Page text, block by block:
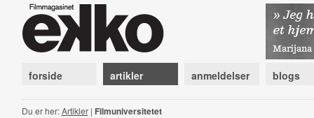
forside artikler anmeldelser blogs
Du er her:Artikler| Filmuniversitetet